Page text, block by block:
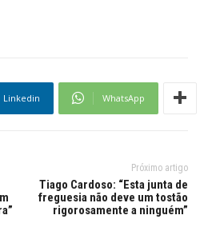
Linkedin WhatsApp
Próximo artigo
Tiago Cardoso: “Esta junta de
freguesia não deve um tostão
rigorosamente a ninguém”